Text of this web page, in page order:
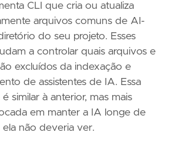
CLI que cria ou atualiza
arquivos comuns de AI-
do seu projeto. Esses
a controlar quais arquivos e
excluídos da indexação e
de assistentes de IA. Essa
similar à anterior, mas mais
em manter a IA longe de
ela não deveria ver.